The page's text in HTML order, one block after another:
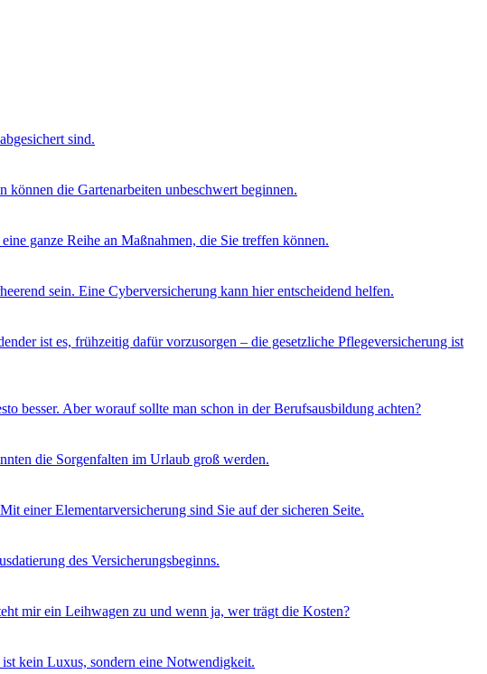
sind.
die Gartenarbeiten unbeschwert beginnen.
ganze Reihe an Maßnahmen, die Sie treffen können.
sein. Eine Cyberversicherung kann hier entscheidend helfen.
ist es, frühzeitig dafür vorzusorgen – die gesetzliche Pflegeversicherung ist
besser. Aber worauf sollte man schon in der Berufsausbildung achten?
die Sorgenfalten im Urlaub groß werden.
einer Elementarversicherung sind Sie auf der sicheren Seite.
des Versicherungsbeginns.
mir ein Leihwagen zu und wenn ja, wer trägt die Kosten?
kein Luxus, sondern eine Notwendigkeit.